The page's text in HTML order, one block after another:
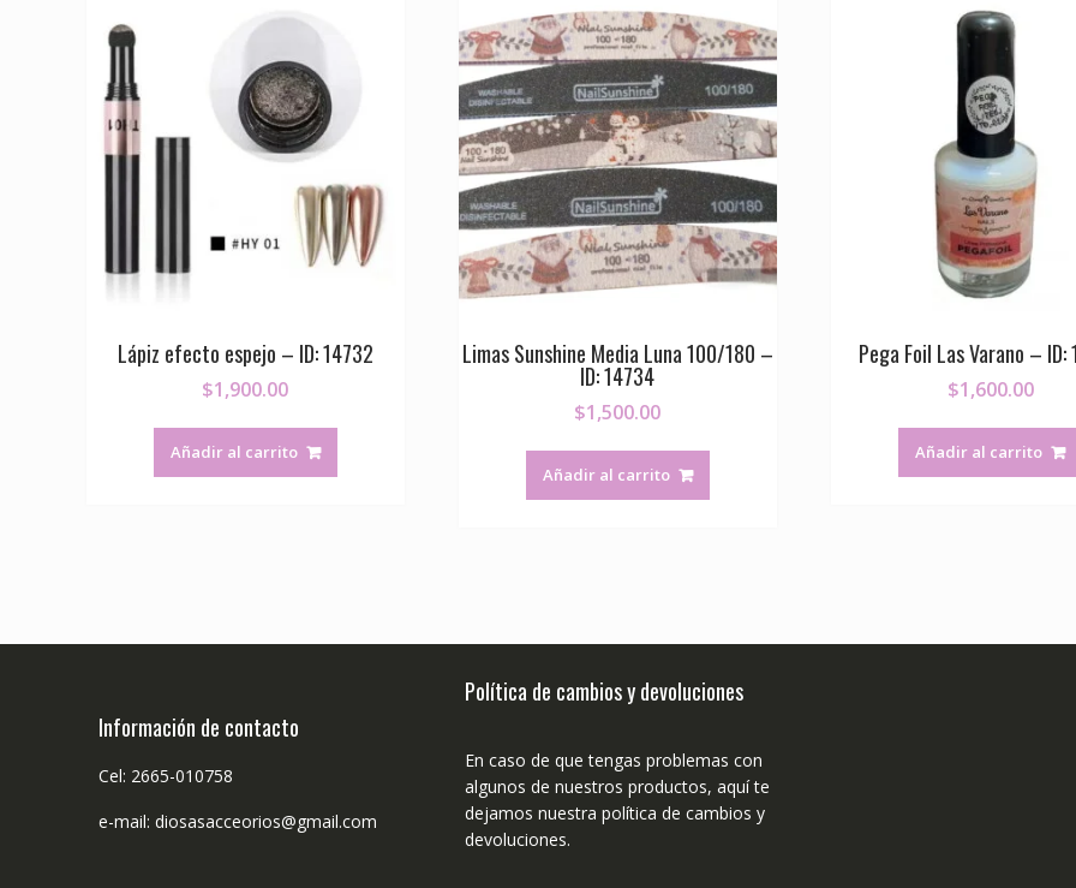
Lápiz efecto espejo – ID: 14732
$1,900.00
Añadir al carrito
Limas Sunshine Media Luna 100/180 –
ID: 14734
$1,500.00
Añadir al carrito
Pega Foil Las Varano – ID:
$1,600.00
Añadir al carrito
Información de contacto
Cel: 2665-010758
e-mail: diosasacceorios@gmail.com
Política de cambios y devoluciones
En caso de que tengas problemas con
algunos de nuestros productos, aquí te
dejamos nuestra política de cambios y
devoluciones.